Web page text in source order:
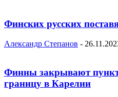
Финских русских
Александр Степанов -
Финны закрывают пункт
границу в Карелии